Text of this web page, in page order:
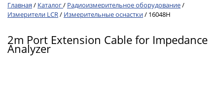
Главная / Каталог/ Радиоизмерительное оборудование/
Измерители LCR/ Измерительные оснастки/ 16048H
2m Port Extension Cable for Impedance
Analyzer